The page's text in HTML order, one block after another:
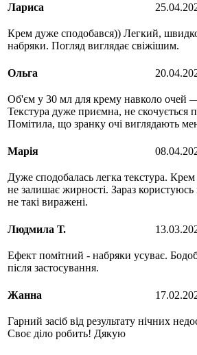
Лариса
Крем дуже сподобався)) Легкий,
набряки. Погляд виглядає свіжішим.
Ольга
Об'єм у 30 мл для крему навколо очей
Текстура дуже приємна, не скочується
Помітила, що зранку очі виглядають
Марiя
Дуже сподобалась легка текстура.
не залишає жирності. Зараз
не такі виражені.
Людмила Т.
Ефект помітний - набряки усуває.
після застосування.
Жанна
Гарний засіб від результату нічних
Своє діло робить! Дякую